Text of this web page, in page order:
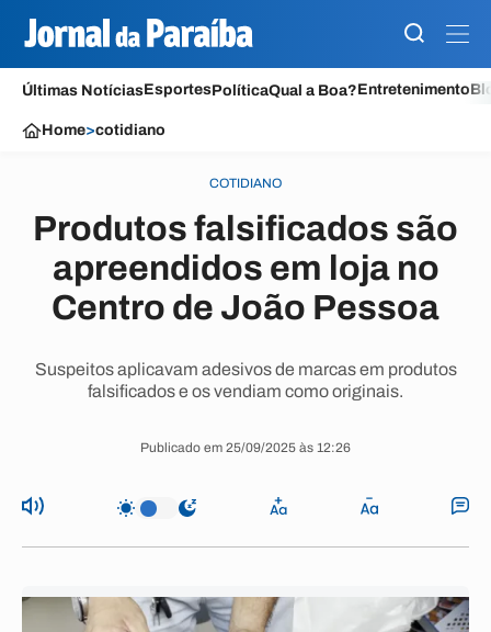
Últimas NotíciasEsportesPolíticaQual a Boa?Entretenimento
Home>cotidiano
COTIDIANO
Produtos falsificados são
apreendidos em loja no
Centro de João Pessoa
Suspeitos aplicavam adesivos de marcas em produtos
falsificados e os vendiam como originais.
Publicado em 25/09/2025 às 12:26